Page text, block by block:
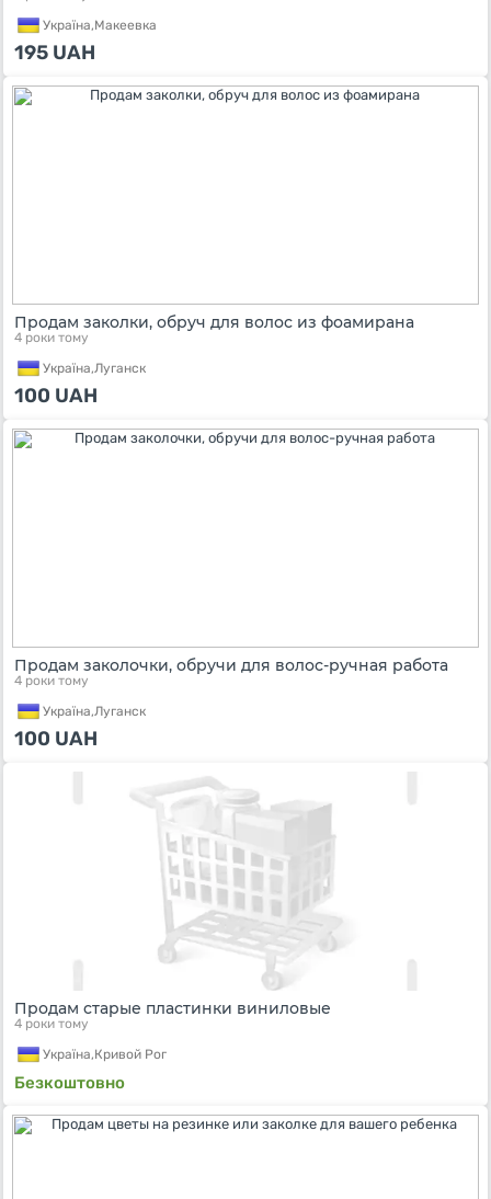
Україна,Макеевка
195 UAH
Продам заколки, обруч для волос из фоамирана
4 роки тому
Україна,Луганск
100 UAH
Продам заколочки, обручи для волос-ручная работа
4 роки тому
Україна,Луганск
100 UAH
Продам старые пластинки виниловые
4 роки тому
Україна,Кривой Рог
Безкоштовно